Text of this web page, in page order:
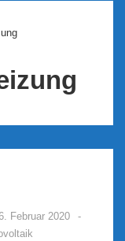
Februar 2020